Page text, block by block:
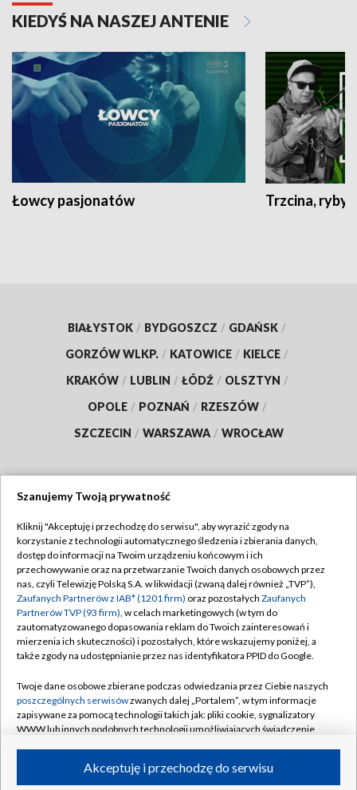
KIEDYŚ NA NASZEJ ANTENIE
Łowcy pasjonatów Trzcina, ryby
BIAŁYSTOK / BYDGOSZCZ / GDAŃSK /
GORZÓW WLKP. / KATOWICE / KIELCE /
KRAKÓW / LUBLIN / ŁÓDŹ / OLSZTYN /
OPOLE / POZNAŃ / RZESZÓW /
SZCZECIN / WARSZAWA / WROCŁAW
TVP
Abonament TVP
Emisja w TVP
Centrum informacji TVP
Naziemna Telewizja Cyfrowa
Rada Programowa
System NOS
Informacje o nadawcy
Program dla prasy
Regulamin TVP
Polityka prywatności
Moje zgody
Pomoc
Kontakt
Kanały
Szanujemy Twoją prywatność
Kliknij "Akceptuję i przechodzę do serwisu", aby wyrazić zgody na
korzystanie z technologii automatycznego śledzenia i zbierania danych,
dostęp do informacji na Twoim urządzeniu końcowym i ich
przechowywanie oraz na przetwarzanie Twoich danych osobowych przez
nas, czyli Telewizję Polską S.A. w likwidacji (zwaną dalej również „TVP”),
Zaufanych Partnerów z IAB* (1201 firm) oraz pozostałych Zaufanych
Partnerów TVP (93 firm), w celach marketingowych (w tym do
zautomatyzowanego dopasowania reklam do Twoich zainteresowań i
mierzenia ich skuteczności) i pozostałych, które wskazujemy poniżej, a
także zgody na udostępnianie przez nas identyfikatora PPID do Google.
Twoje dane osobowe zbierane podczas odwiedzania przez Ciebie naszych
poszczególnych serwisówzwanych dalej „Portalem”, w tym informacje
zapisywane za pomocą technologii takich jak: pliki cookie, sygnalizatory
WWW lub innych podobnych technologii umożliwiających świadczenie
ruchu w Internecie.Akceptuję i przechodzę do serwisu